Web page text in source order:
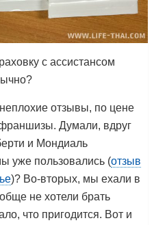
с ассистансом
отзывы, по цене
Думали, вдруг
и Мондиаль
уже пользовались (отзыв
)? Во-вторых, мы ехали в
не хотели брать
что пригодится. Вот и